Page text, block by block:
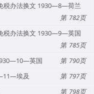
税办法换文 1930—8—荷兰
782
税办法换文 1930—9—英国
785
英国
790
埃及
797
798